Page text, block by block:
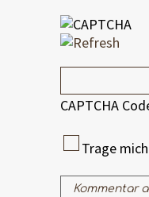
CAPTCHA
Trage